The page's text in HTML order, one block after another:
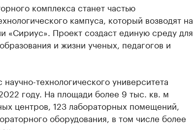
комплекса станет частью
кампуса, который возводят на
«Сириус». Проект создаст единую среду для
и жизни ученых, педагогов и
технологического университета
году. На площади более 9 тыс. кв. м
центров, 123 лабораторных помещений,
оборудования, в том числе более